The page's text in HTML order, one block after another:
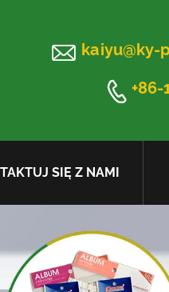
 kaiyu@ky-
 +86-
SIĘ Z NAMI